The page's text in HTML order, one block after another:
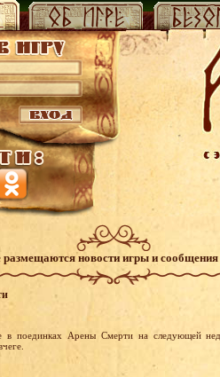
размещаются новости игры и
в поединках Арены Смерти на следующей